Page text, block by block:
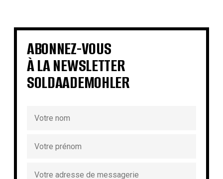
€ € €
€ €
€
€
ABONNEZ-VOUS
À LA NEWSLETTER
SOLDAADEMOHLER